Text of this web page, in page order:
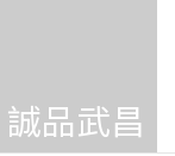
誠品武昌